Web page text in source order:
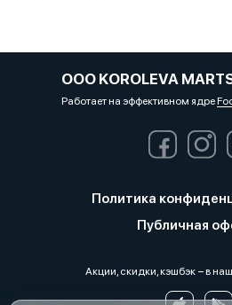
OOO KOROLEVA
Работает на эффективном ядре
Политика
Публичная
Акции, скидки, кэшбэк − в